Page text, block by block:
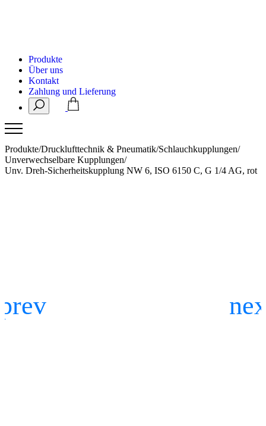
Produkte
Über uns
Kontakt
Zahlung und Lieferung
Produkte/Drucklufttechnik & Pneumatik/Schlauchkupplungen/
Unverwechselbare Kupplungen/
Unv. Dreh-Sicherheitskupplung NW 6, ISO 6150 C, G 1/4 AG, rot